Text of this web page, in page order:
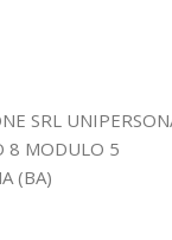
SRL
8 MODULO 5
(BA)